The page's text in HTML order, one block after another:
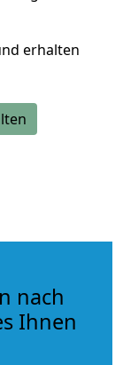
erhalten
nach
Ihnen